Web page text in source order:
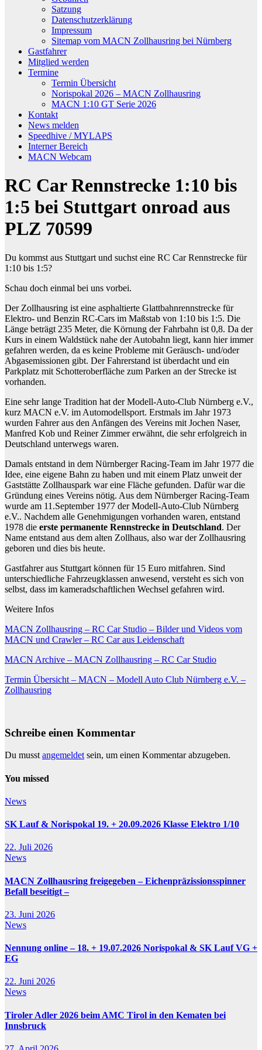
Satzung
Datenschutzerklärung
Impressum
Sitemap vom MACN Zollhausring bei Nürnberg
Gastfahrer
Mitglied werden
Termine
Termin Übersicht
Norispokal 2026 – MACN Zollhausring
MACN 1:10 GT Serie 2026
Kontakt
News melden
Speedhive / MYLAPS
Interner Bereich
MACN Webcam
RC Car Rennstrecke 1:10 bis
1:5 bei Stuttgart onroad aus
PLZ 70599
Du kommst aus Stuttgart und suchst eine RC Car Rennstrecke für
1:10 bis 1:5?
Schau doch einmal bei uns vorbei.
Der Zollhausring ist eine asphaltierte Glattbahnrennstrecke für
Elektro- und Benzin RC-Cars im Maßstab von 1:10 bis 1:5. Die
Länge beträgt 235 Meter, die Körnung der Fahrbahn ist 0,8. Da der
Kurs in einem Waldstück nahe der Autobahn liegt, kann hier immer
gefahren werden, da es keine Probleme mit Geräusch- und/oder
Abgasemissionen gibt. Der Fahrerstand ist überdacht und ein
Parkplatz mit Schotteroberfläche zum Parken an der Strecke ist
vorhanden.
Eine sehr lange Tradition hat der Modell-Auto-Club Nürnberg e.V.,
kurz MACN e.V. im Automodellsport. Erstmals im Jahr 1973
wurden Fahrer aus den Anfängen des Vereins mit Jochen Naser,
Manfred Kob und Reiner Zimmer erwähnt, die sehr erfolgreich in
Deutschland unterwegs waren.
Damals entstand in dem Nürnberger Racing-Team im Jahr 1977 die
Idee, eine eigene Bahn zu haben und mit einem Platz unweit der
Gaststätte Zollhauspark war eine Fläche gefunden. Dafür war die
Gründung eines Vereins nötig. Aus dem Nürnberger Racing-Team
wurde am 11.September 1977 der Modell-Auto-Club Nürnberg
e.V.. Nachdem alle Genehmigungen vorhanden waren, entstand
1978 die erste permanente Rennstrecke in Deutschland. Der
Name entstand aus dem alten Zollhaus, also war der Zollhausring
geboren und dies bis heute.
Gastfahrer aus Stuttgart können für 15 Euro mitfahren. Sind
unterschiedliche Fahrzeugklassen anwesend, versteht es sich von
selbst, dass im kameradschaftlichen Wechsel gefahren wird.
Weitere Infos
MACN Zollhausring – RC Car Studio – Bilder und Videos vom
MACN und Crawler – RC Car aus Leidenschaft
MACN Archive – MACN Zollhausring – RC Car Studio
Termin Übersicht – MACN – Modell Auto Club Nürnberg e.V. –
Zollhausring
Schreibe einen Kommentar
Du musst angemeldet sein, um einen Kommentar abzugeben.
You missed
News
SK Lauf & Norispokal 19. + 20.09.2026 Klasse Elektro 1/10
22. Juli 2026
News
MACN Zollhausring freigegeben – Eichenpräzissionsspinner
Befall beseitigt –
23. Juni 2026
News
Nennung online – 18. + 19.07.2026 Norispokal & SK Lauf VG +
EG
22. Juni 2026
News
Tiroler Adler 2026 beim AMC Tirol in den Kematen bei
Innsbruck